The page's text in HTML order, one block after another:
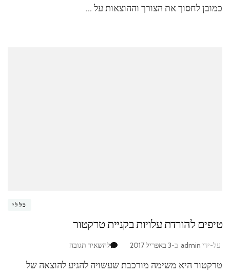
כמובן לחסוך את הצורך וההוצאות על …
כללי
טיפים להורדת עלויות בקניית טרקטור
על-ידי admin ב-3 באפריל 2017 להשאיר תגובהבנושא
להורדת
טרקטור היא משימה מורכבת שעשויה להגיע להוצאה של